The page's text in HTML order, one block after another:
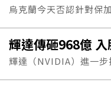
喊出入境旅客年度
人來台。這個目標，除
烏克蘭今天否認針對保
在保加利亞與羅馬尼亞
耳其與烏克蘭的戰...
輝達（NVIDIA）進一
傳將投資最高30億美元